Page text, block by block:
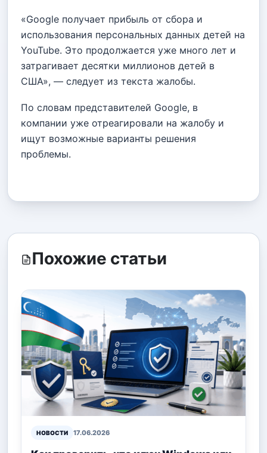
«Google получает прибыль от сбора и
использования персональных данных детей на
YouTube. Это продолжается уже много лет и
затрагивает десятки миллионов детей в
США», — следует из текста жалобы.
По словам представителей Google, в
компании уже отреагировали на жалобу и
ищут возможные варианты решения
проблемы.
Похожие статьи
НОВОСТИ 17.06.2026